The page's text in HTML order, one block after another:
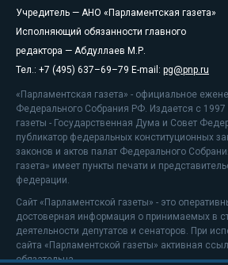
Учредитель — АНО «Парламентская газета»
Исполняющий обязанности главного
редактора — Абдуллаев М.Р.
Тел.: +7 (495) 637–69–79 E-mail: pg@pnp.ru
«Парламентская газета» - официальное
Федерального Собрания РФ. Издается с 1997
газеты - Государственная Дума и Совет
публикатор федеральных конституционных
законов и актов палат Федерального
газета» имеет пункты печати и
федерации.
Сайт «Парламентской газеты» - это
достоверная информация о принимаемых в
деятельности депутатов и сенаторов. При
сайта «Парламентской газеты» активная
обязательна.